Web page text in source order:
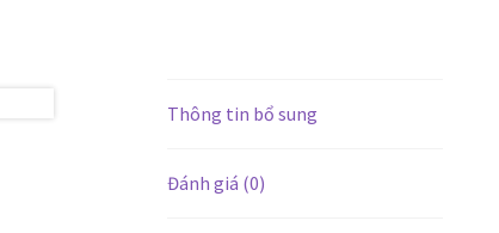
Thông tin bổ sung
Đánh giá (0)